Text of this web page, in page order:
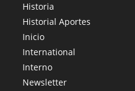
Historia
Historial Aportes
Inicio
International
Interno
Newsletter